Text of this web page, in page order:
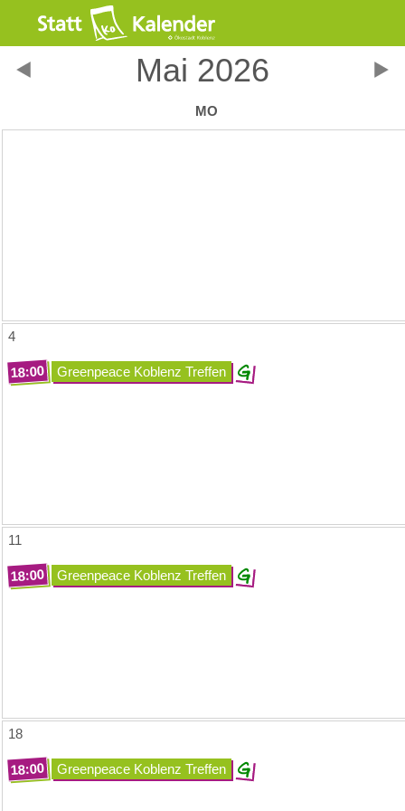
Mai 2026
MO
4
18:00 Greenpeace Koblenz Treffen
11
18:00 Greenpeace Koblenz Treffen
18
18:00 Greenpeace Koblenz Treffen